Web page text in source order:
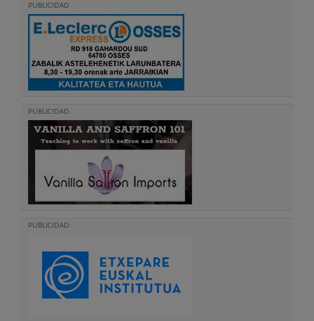
PUBLICIDAD
PUBLICIDAD
PUBLICIDAD